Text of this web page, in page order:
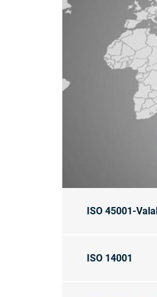
ISO 45001-
ISO 14001